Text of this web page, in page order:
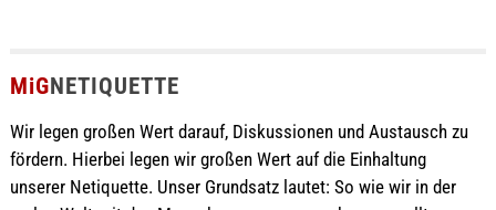
MiGNETIQUETTE
Wir legen großen Wert darauf, Diskussionen und Austausch zu
fördern. Hierbei legen wir großen Wert auf die Einhaltung
unserer Netiquette. Unser Grundsatz lautet: So wie wir in der